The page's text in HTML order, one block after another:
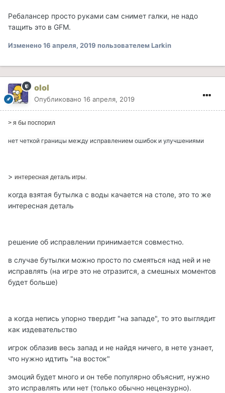
Ребалансер просто руками сам снимет галки, не надо
тащить это в GFM.
Изменено16 апреля, 2019 пользователем Larkin
olol
Опубликовано 16 апреля, 2019
> я бы поспорил
нет четкой границы между исправлением ошибок и улучшениями
> интересная деталь игры.
когда взятая бутылка с воды качается на столе, это то же
интересная деталь
решение об исправлении принимается совместно.
в случае бутылки можно просто по смеяться над ней и не
исправлять (на игре это не отразится, а смешных моментов
будет больше)
а когда непись упорно твердит "на западе", то это выглядит
как издевательство
игрок облазив весь запад и не найдя ничего, в нете узнает,
что нужно идтить "на восток"
эмоций будет много и он тебе популярно объяснит, нужно
это исправлять или нет (только обычно нецензурно).